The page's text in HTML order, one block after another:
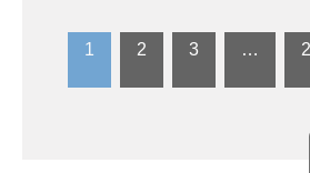
1 2 3 …